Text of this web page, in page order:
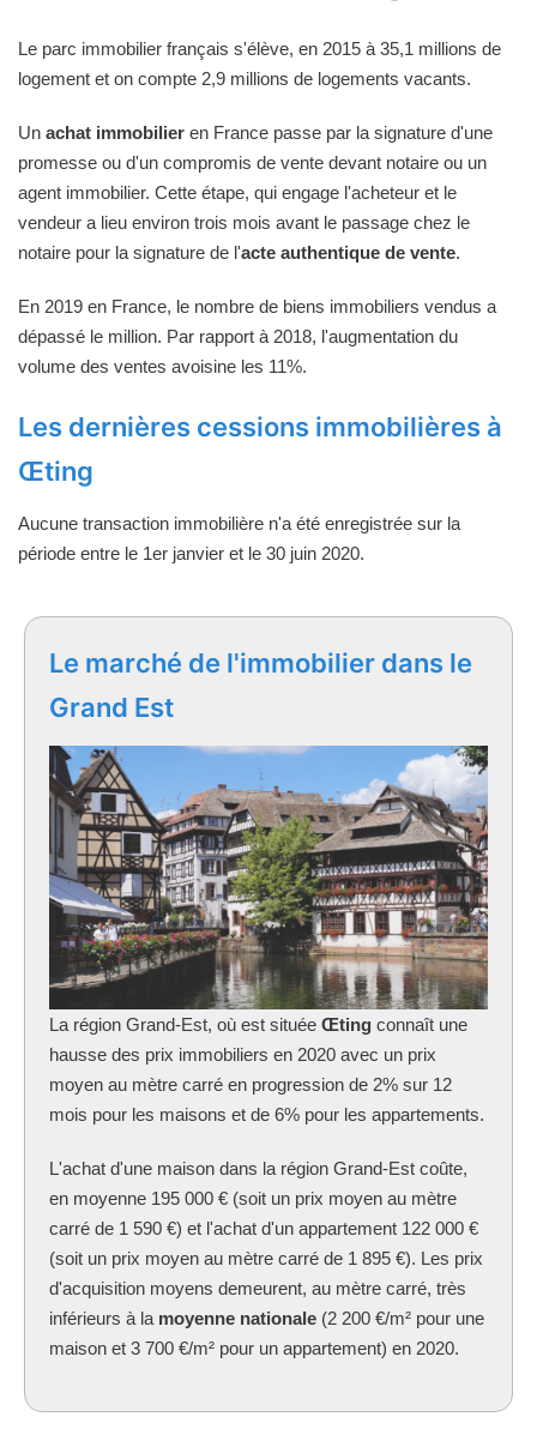
Le parc immobilier français s'élève, en 2015 à 35,1 millions de
logement et on compte 2,9 millions de logements vacants.
Un achat immobilier en France passe par la signature d'une
promesse ou d'un compromis de vente devant notaire ou un
agent immobilier. Cette étape, qui engage l'acheteur et le
vendeur a lieu environ trois mois avant le passage chez le
notaire pour la signature de l'acte authentique de vente.
En 2019 en France, le nombre de biens immobiliers vendus a
dépassé le million. Par rapport à 2018, l'augmentation du
volume des ventes avoisine les 11%.
Les dernières cessions immobilières à
Œting
Aucune transaction immobilière n'a été enregistrée sur la
période entre le 1er janvier et le 30 juin 2020.
Le marché de l'immobilier dans le
Grand Est
La région Grand-Est, où est située Œting connaît une
hausse des prix immobiliers en 2020 avec un prix
moyen au mètre carré en progression de 2% sur 12
mois pour les maisons et de 6% pour les appartements.
L'achat d'une maison dans la région Grand-Est coûte,
en moyenne 195 000 € (soit un prix moyen au mètre
carré de 1 590 €) et l'achat d'un appartement 122 000 €
(soit un prix moyen au mètre carré de 1 895 €). Les prix
d'acquisition moyens demeurent, au mètre carré, très
inférieurs à la moyenne nationale (2 200 €/m² pour une
maison et 3 700 €/m² pour un appartement) en 2020.